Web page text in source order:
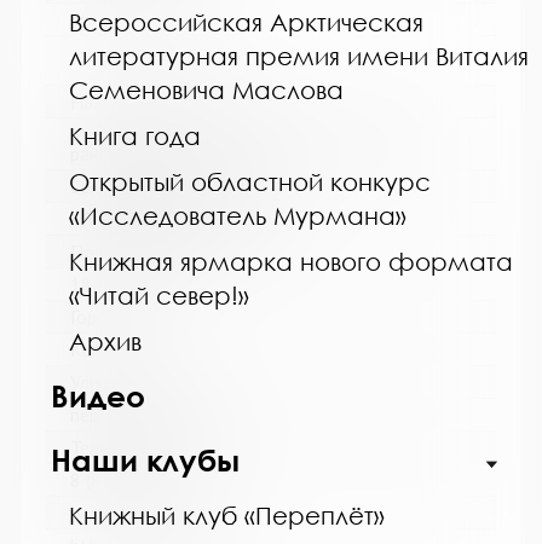
Всероссийская Арктическая
литературная премия имени Виталия
Семеновича Маслова
Книга года
Открытый областной конкурс
«Исследователь Мурмана»
Книжная ярмарка нового формата
«Читай север!»
Архив
Видео
Наши клубы
Книжный клуб «Переплёт»
http://monlib.ru/
Название библиотеки:
Межпоселенческая библиотека Кольского
Сокращенное название:
МУК МБ Кольского района
Почтовый индекс:
184361
Кола
пер. Островский, д. 6
8 (81553) 3-59-88
www: